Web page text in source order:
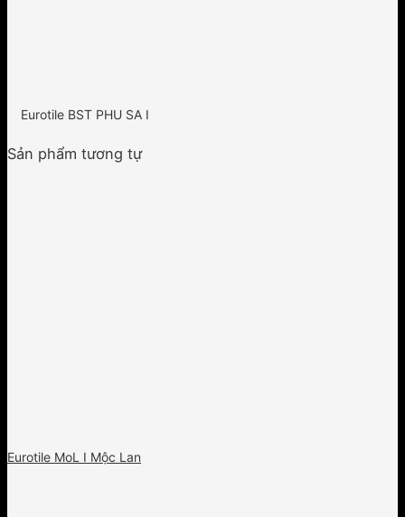
Eurotile BST PHU SA I
Sản phẩm tương tự
Eurotile MoL I Mộc Lan